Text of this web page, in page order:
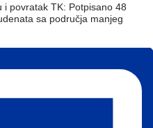
i povratak TK: Potpisano 48
sa područja manjeg